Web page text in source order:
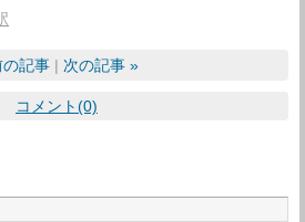
の記事 次の記事 »
コメント(0)